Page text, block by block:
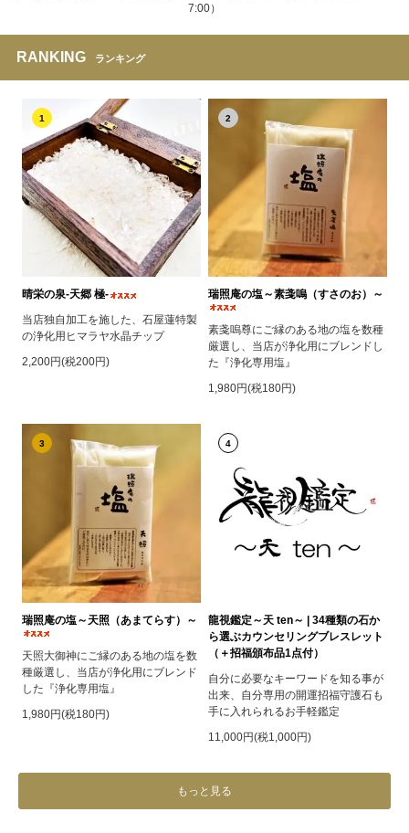
7:00）
RANKING ランキング
1
晴栄の泉‐天郷 極‐
当店独自加工を施した、石屋蓮特製
の浄化用ヒマラヤ水晶チップ
2,200円(税200円)
2
瑞照庵の塩～素戔嗚（すさのお）～
素戔嗚尊にご縁のある地の塩を数種
厳選し、当店が浄化用にブレンドし
た『浄化専用塩』
1,980円(税180円)
3
瑞照庵の塩～天照（あまてらす）～
天照大御神にご縁のある地の塩を数
種厳選し、当店が浄化用にブレンド
した『浄化専用塩』
1,980円(税180円)
4
龍視鑑定～天 ten～ | 34種類の石か
ら選ぶカウンセリングブレスレット
（＋招福頒布品1点付）
自分に必要なキーワードを知る事が
出来、自分専用の開運招福守護石も
手に入れられるお手軽鑑定
11,000円(税1,000円)
もっと見る